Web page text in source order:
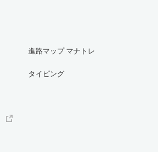
進路マップ マナトレ
タイピング